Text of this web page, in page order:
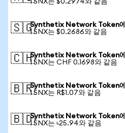
1 SNX는 $0.2974와 같음
🇸🇬Synthetix Network Token에
1 SNX는 $0.2686와 같음
🇨🇭Synthetix Network Token에
1 SNX는 CHF 0.1698와 같음
🇧🇷Synthetix Network Token에
1 SNX는 R$1.07와 같음
🇧🇩Synthetix Network Token에
1 SNX는 ৳25.94와 같음